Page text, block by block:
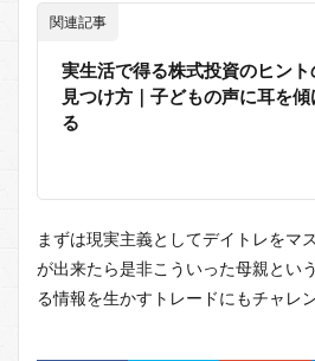
関連記事
実生活で得る株式投資のヒント
見つけ方｜子どもの声に耳を傾
る
まずは現実主義としてデイトレをマ
が出来たら是非こういった母親とい
る情報を生かすトレードにもチャレ